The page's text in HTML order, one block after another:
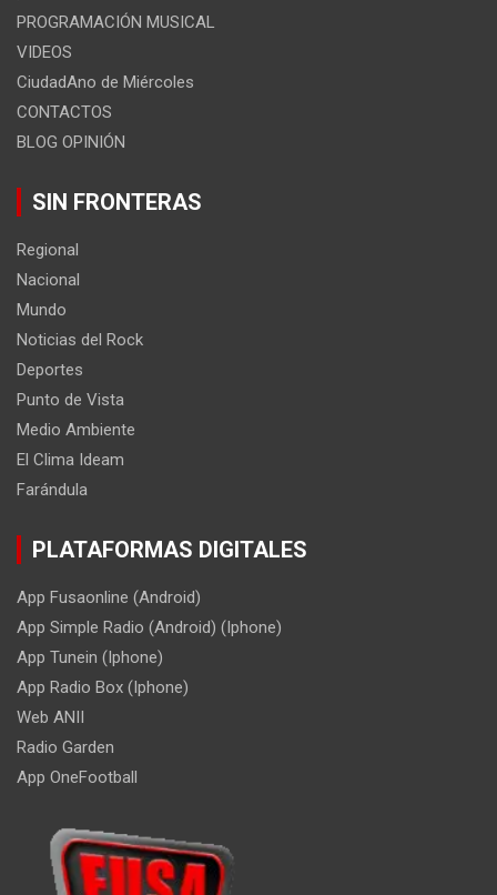
PROGRAMACIÓN MUSICAL
VIDEOS
CiudadAno de Miércoles
CONTACTOS
BLOG OPINIÓN
SIN FRONTERAS
Regional
Nacional
Mundo
Noticias del Rock
Deportes
Punto de Vista
Medio Ambiente
El Clima Ideam
Farándula
PLATAFORMAS DIGITALES
App Fusaonline (Android)
App Simple Radio (Android) (Iphone)
App Tunein (Iphone)
App Radio Box (Iphone)
Web ANII
Radio Garden
App OneFootball